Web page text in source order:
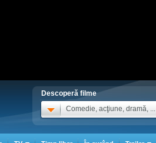
Descoperă filme
Comedie, acţiune, dramă, ...